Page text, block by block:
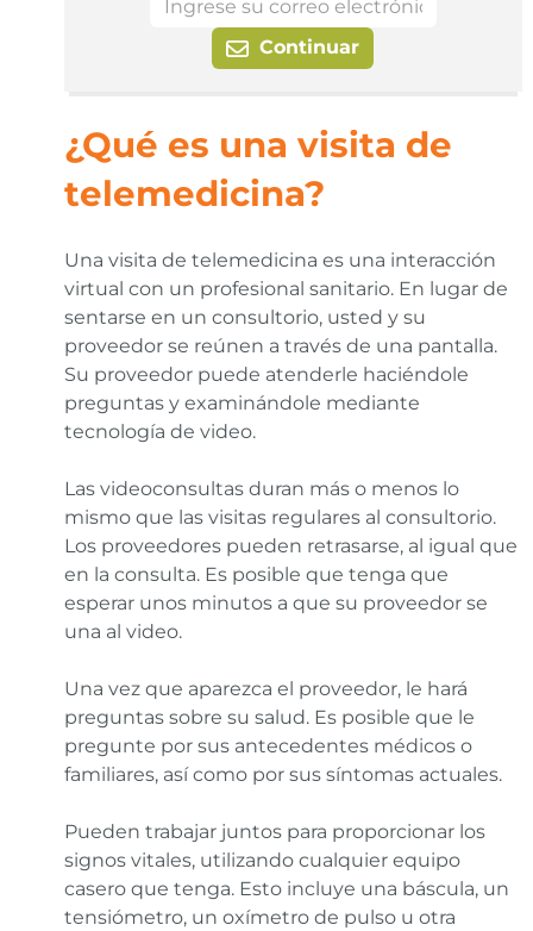
Continuar
¿Qué es una visita de
telemedicina?
Una visita de telemedicina es una interacción
virtual con un profesional sanitario. En lugar de
sentarse en un consultorio, usted y su
proveedor se reúnen a través de una pantalla.
Su proveedor puede atenderle haciéndole
preguntas y examinándole mediante
tecnología de video.
Las videoconsultas duran más o menos lo
mismo que las visitas regulares al consultorio.
Los proveedores pueden retrasarse, al igual que
en la consulta. Es posible que tenga que
esperar unos minutos a que su proveedor se
una al video.
Una vez que aparezca el proveedor, le hará
preguntas sobre su salud. Es posible que le
pregunte por sus antecedentes médicos o
familiares, así como por sus síntomas actuales.
Pueden trabajar juntos para proporcionar los
signos vitales, utilizando cualquier equipo
casero que tenga. Esto incluye una báscula, un
tensiómetro, un oxímetro de pulso u otra